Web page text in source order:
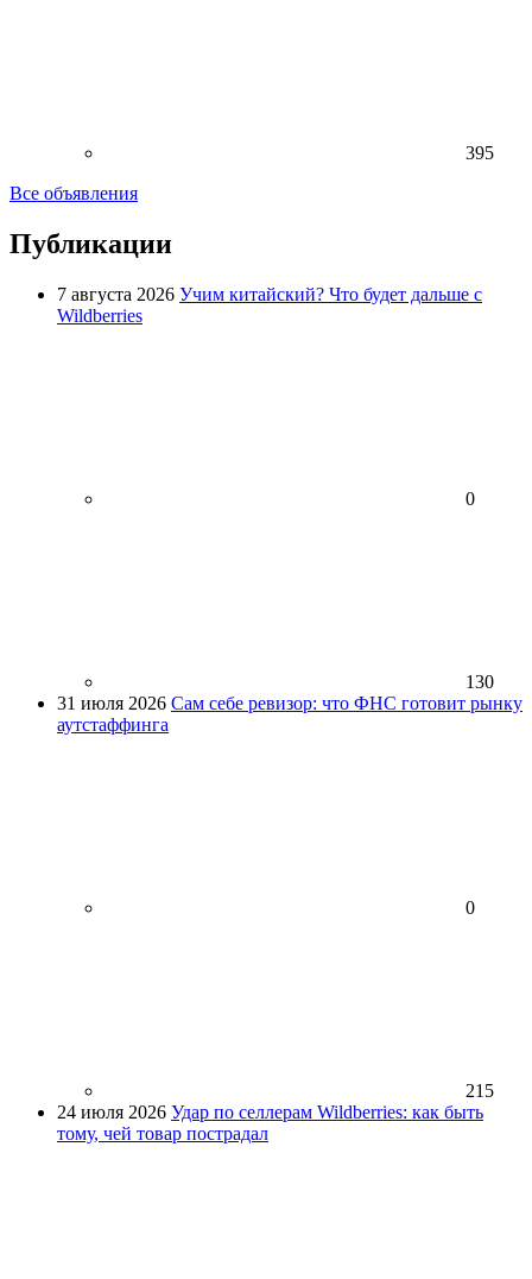
395
Все объявления
Публикации
7 августа 2026 Учим китайский? Что будет дальше с
Wildberries
0
130
31 июля 2026 Сам себе ревизор: что ФНС готовит рынку
аутстаффинга
0
215
24 июля 2026 Удар по селлерам Wildberries: как быть
тому, чей товар пострадал